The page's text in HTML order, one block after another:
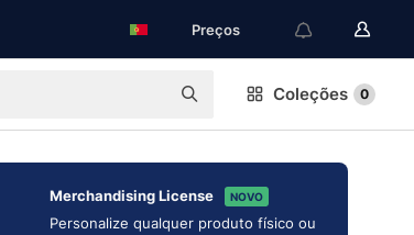
Preços
Coleções 0
Merchandising License NOVO
Personalize qualquer produto físico ou